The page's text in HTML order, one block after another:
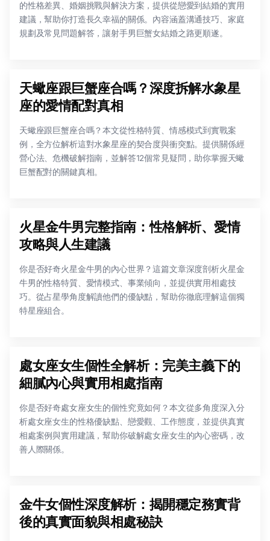
的性格差異、婚姻挑戰與解決方案，提供從戀愛到結婚的實用
建議，幫助你打造長久幸福的關係。內容涵蓋溝通技巧、家庭
規劃及常見問題解答，讓射手男巨蟹女結婚之路更順遂。
天蠍座跟巨蟹座合嗎？深度拆解水象星
座的愛情配對真相
天蠍座跟巨蟹座合嗎？本文從性格特質、情感模式到實戰案
例，全方位解析這對水象星座的契合度與衝突點。提供關係經
營心法、危機破解指南，並解答12個常見疑問，助你掌握天蠍
巨蟹配對的關鍵真相。
火星金牛男完整指南：性格解析、愛情
攻略與人生建議
你是否好奇火星金牛男的內心世界？這篇文章深度剖析火星金
牛男的性格特質、愛情模式、事業傾向，並提供實用相處技
巧。從占星學角度解讀他們的優缺點，幫助你徹底理解這個獨
特星座組合。
處女座女生個性全解析：完美主義下的
細膩內心與實用相處指南
你是否好奇處女座女生的個性究竟如何？本文從多角度深入分
析處女座女生的性格優缺點、戀愛觀、工作態度，並提供真實
相處案例與實用建議，幫助你破解處女座女生的內心密碼，改
善人際關係。
金牛女個性深度解析：揭開穩定務實背
後的真實面貌與相處秘訣